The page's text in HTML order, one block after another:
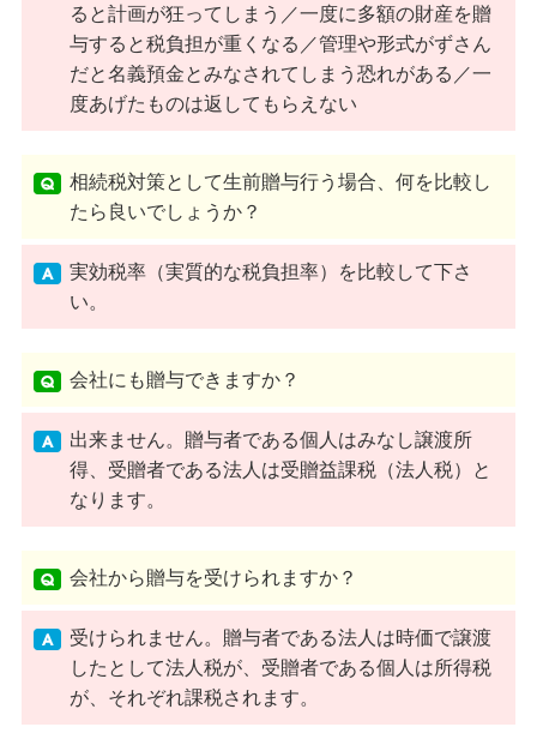
ると計画が狂ってしまう／一度に多額の財産を贈
与すると税負担が重くなる／管理や形式がずさん
だと名義預金とみなされてしまう恐れがある／一
度あげたものは返してもらえない
相続税対策として生前贈与行う場合、何を比較し
たら良いでしょうか？
実効税率（実質的な税負担率）を比較して下さ
い。
会社にも贈与できますか？
出来ません。贈与者である個人はみなし譲渡所
得、受贈者である法人は受贈益課税（法人税）と
なります。
会社から贈与を受けられますか？
受けられません。贈与者である法人は時価で譲渡
したとして法人税が、受贈者である個人は所得税
が、それぞれ課税されます。